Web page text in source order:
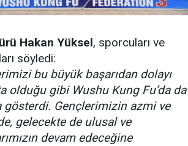
Hakan Yüksel, sporcuları ve
söyledi:
bu büyük başarıdan dolayı
olduğu gibi Wushu Kung Fu’da da
gösterdi. Gençlerimizin azmi ve
gelecekte de ulusal ve
devam edeceğine